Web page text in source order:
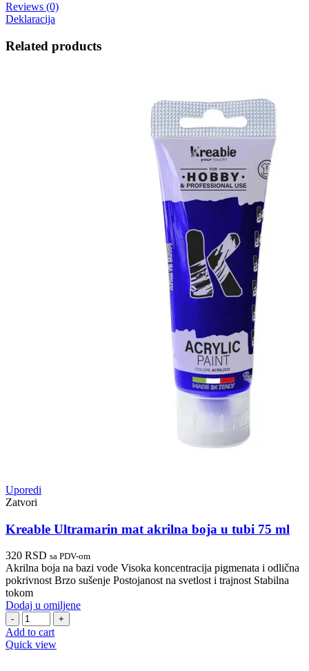
Reviews (0)
Deklaracija
Related products
Uporedi
Zatvori
Kreable Ultramarin mat akrilna boja u tubi 75 ml
320 RSD sa PDV-om
Akrilna boja na bazi vode Visoka koncentracija pigmenata i odlična
pokrivnost Brzo sušenje Postojanost na svetlost i trajnost Stabilna
tokom
Dodaj u omiljene
Kreable
Ultramarin
mat
Add to cart
Quick view